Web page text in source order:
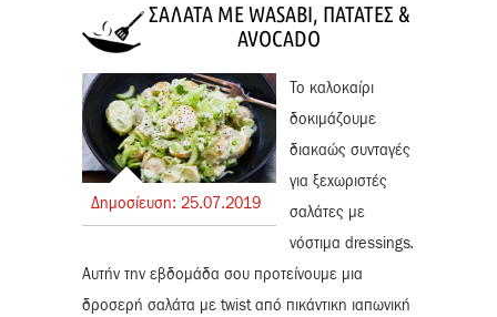
ΣΑΛΑΤΑ ΜΕ WASABI, ΠΑΤΑΤΕΣ &
AVOCADO
Δημοσίευση: 25.07.2019
Το καλοκαίρι
δοκιμάζουμε
διακαώς συνταγές
για ξεχωριστές
σαλάτες με
νόστιμα dressings.
Αυτήν την εβδομάδα σου προτείνουμε μια
δροσερή σαλάτα με twist από πικάντικη ιαπωνική